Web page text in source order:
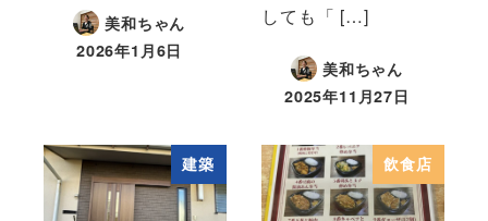
美和ちゃん
2026年1月6日
しても「 […]
美和ちゃん
2025年11月27日
建築 飲食店